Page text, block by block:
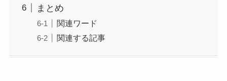
まとめ
関連ワード
関連する記事